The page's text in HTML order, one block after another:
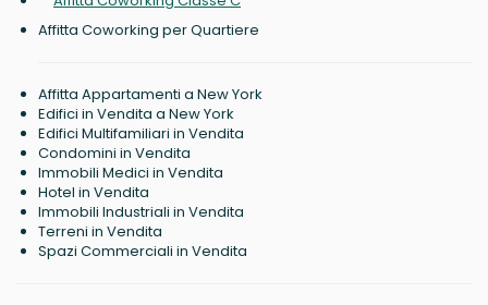
Affitta Coworking per Quartiere
Affitta Appartamenti a New York
Edifici in Vendita a New York
Edifici Multifamiliari in Vendita
Condomini in Vendita
Immobili Medici in Vendita
Hotel in Vendita
Immobili Industriali in Vendita
Terreni in Vendita
Spazi Commerciali in Vendita